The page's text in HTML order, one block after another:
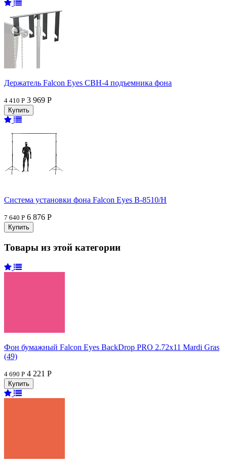
Держатель Falcon Eyes CBH-4 подъемника фона
4 410 Р 3 969 Р
Система установки фона Falcon Eyes В-8510/H
7 640 Р 6 876 Р
Товары из этой категории
Фон бумажный Falcon Eyes BackDrop PRO 2.72x11 Mardi Gras
(49)
4 690 Р 4 221 Р